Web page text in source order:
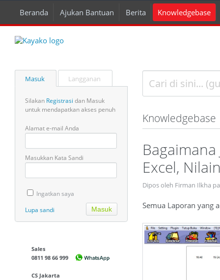
Beranda Ajukan Bantuan Berita Knowledgebase
Masuk Langganan
Silakan Registrasi dan Masuk
untuk mendapatkan akses penuh
Alamat e-mail Anda
Masukkan Kata Sandi
Ingatkan saya
Lupa sandi
Sales
0811 98 66 999
CS Jakarta
Knowledgebase
Excel,
Dipos oleh Firman Ilkha
Semua Laporan yang